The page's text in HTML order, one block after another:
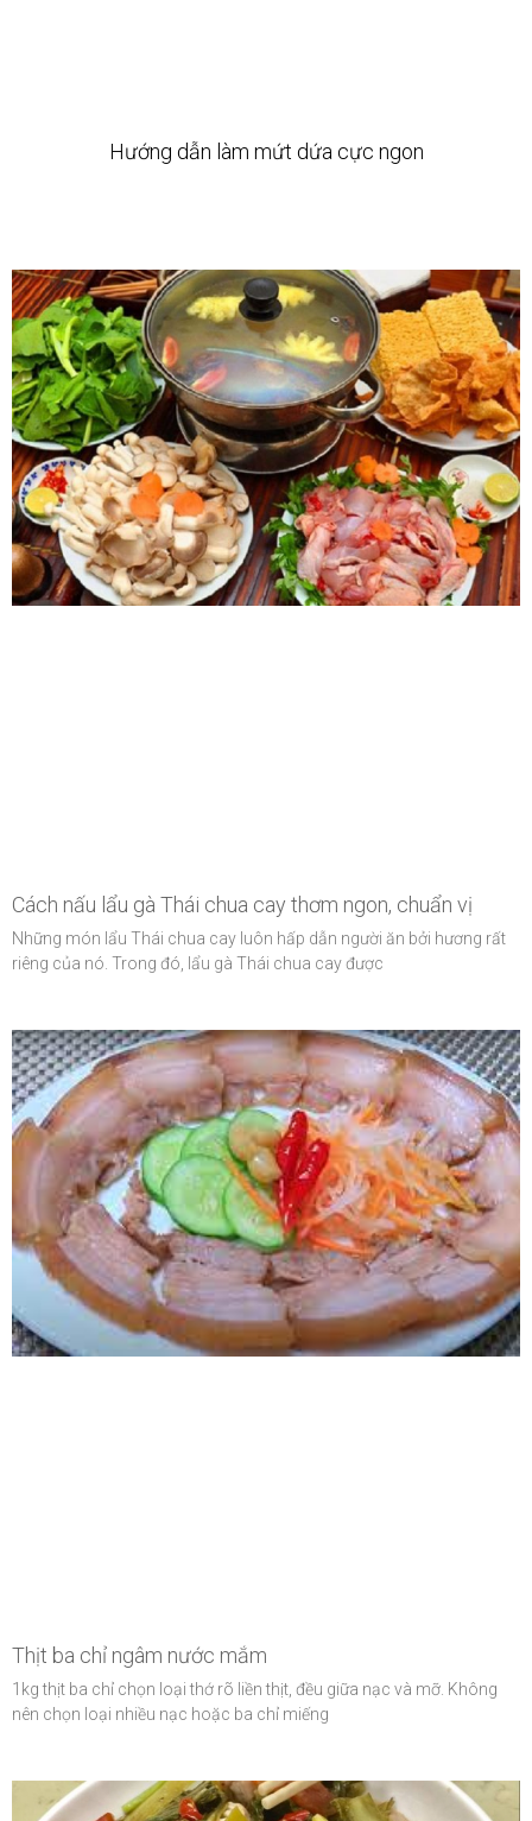
Hướng dẫn làm mứt dứa cực ngon
Cách nấu lẩu gà Thái chua cay thơm ngon, chuẩn vị
Những món lẩu Thái chua cay luôn hấp dẫn người ăn bởi hương rất
riêng của nó. Trong đó, lẩu gà Thái chua cay được
Thịt ba chỉ ngâm nước mắm
1kg thịt ba chỉ chọn loại thớ rõ liền thịt, đều giữa nạc và mỡ. Không
nên chọn loại nhiều nạc hoặc ba chỉ miếng